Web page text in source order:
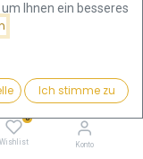
Beliebteste
0
Wishlist Konto
Ihnen ein besseres
Ich stimme zu